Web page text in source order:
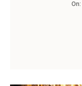
On: